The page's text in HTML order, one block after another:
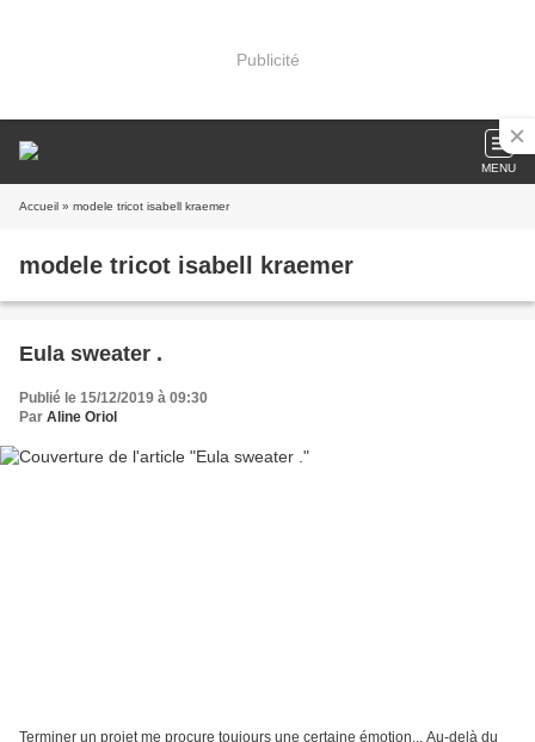
Publicité
MENU
Accueil » modele tricot isabell kraemer
modele tricot isabell kraemer
Eula sweater .
Publié le 15/12/2019 à 09:30
Par Aline Oriol
Terminer un projet me procure toujours une certaine émotion... Au-delà du